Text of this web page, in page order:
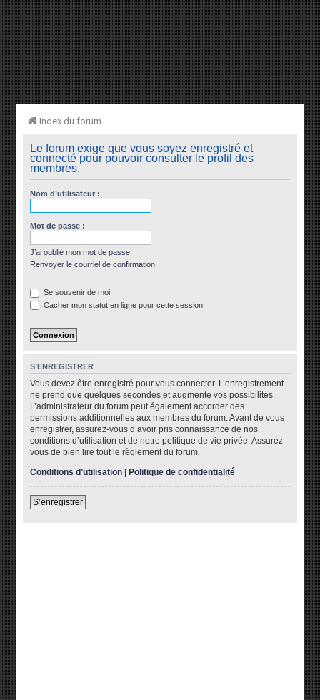
Index du forum
Le forum exige que vous soyez enregistré et
connecté pour pouvoir consulter le profil des
membres.
Nom d’utilisateur :
Mot de passe :
J’ai oublié mon mot de passe
Renvoyer le courriel de confirmation
Se souvenir de moi
Cacher mon statut en ligne pour cette session
S’ENREGISTRER
Vous devez être enregistré pour vous connecter. L’enregistrement
ne prend que quelques secondes et augmente vos possibilités.
L’administrateur du forum peut également accorder des
permissions additionnelles aux membres du forum. Avant de vous
enregistrer, assurez-vous d’avoir pris connaissance de nos
conditions d’utilisation et de notre politique de vie privée. Assurez-
vous de bien lire tout le règlement du forum.
Conditions d’utilisation |Politique de confidentialité
S’enregistrer